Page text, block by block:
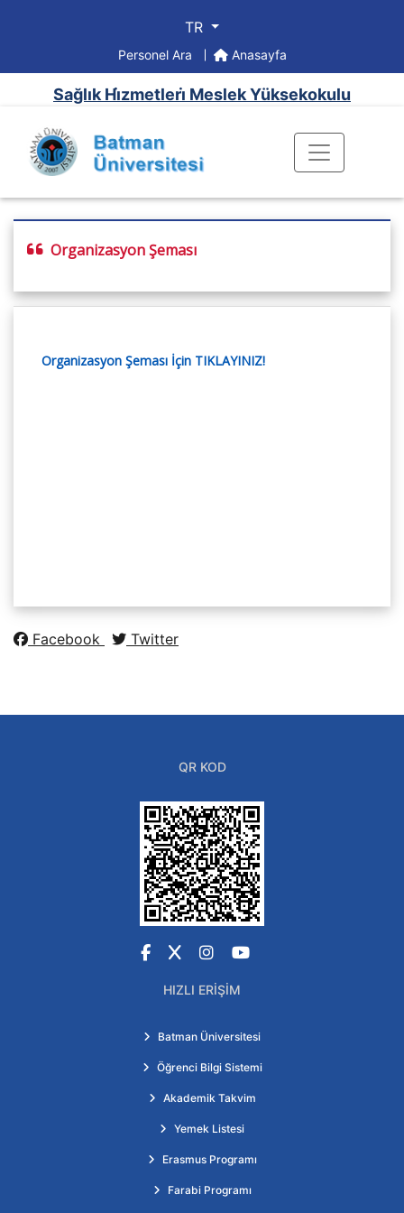
TR
Personel Ara Anasayfa
Sağlık Hi̇zmetleri̇ Meslek Yüksekokulu
Organizasyon Şeması
Organizasyon Şeması İçin TIKLAYINIZ!
Facebook Twitter
QR KOD
Facebook
X Instagram
YouTube
HIZLI ERIŞIM
Batman Üniversitesi
Öğrenci Bilgi Sistemi
Akademik Takvim
Yemek Listesi
Erasmus Programı
Farabi Programı